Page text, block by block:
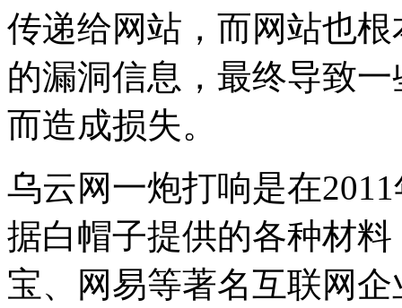
传递给网站，而网站也
的漏洞信息，最终导致
而造成损失。
乌云网一炮打响是在
据白帽子提供的各种材
宝、网易等著名互联网